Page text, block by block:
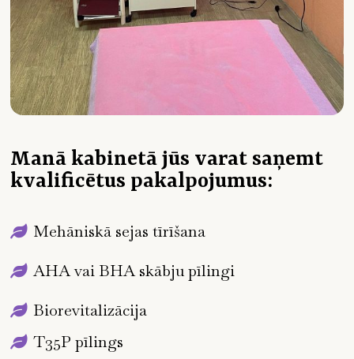
Manā kabinetā jūs varat saņemt
kvalificētus pakalpojumus:
Mehāniskā sejas tīrīšana
AHA vai BHA skābju pīlingi
Biorevitalizācija
T35P pīlings